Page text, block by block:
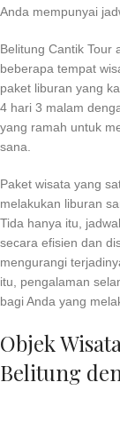
Anda mempunyai
Belitung Cantik Tour
beberapa tempat
paket liburan yang
4 hari 3 malam
yang ramah untuk
sana.
Paket wisata yang
melakukan liburan
Tida hanya itu,
secara efisien dan
mengurangi
itu, pengalaman
bagi Anda yang
Objek
Belitung